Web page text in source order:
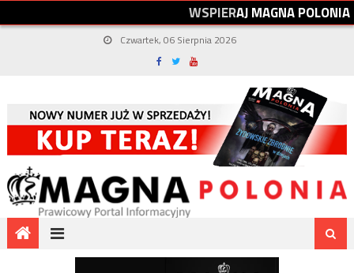
WSPIERAJMAGNAPOLONIA
Czwartek, 06 Sierpnia 2026